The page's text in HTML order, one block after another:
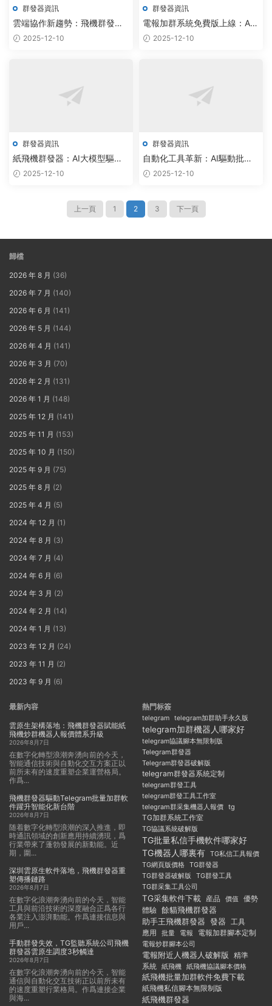
群發器資訊
雲端協作新趨勢：飛機群發器
與批量加群網頁版如何通過AI
2025-12-10
群發器資訊
電報加群系統免費版上線：AI
群發器精準觸達，社群增長提
2025-12-10
群發器資訊
紙飛機群發器：AI大模型驅動
數據采集，雲原生架構釋放千
2025-12-10
群發器資訊
自動化工具革新：AI驅動批量
加群腳本與機器人實現高效社
2025-12-10
上一頁 1 2 3 下一頁
歸檔
2026 年 8 月 (36)
2026 年 7 月 (140)
2026 年 6 月 (141)
2026 年 5 月 (144)
2026 年 4 月 (141)
2026 年 3 月 (70)
2026 年 2 月 (131)
2026 年 1 月 (148)
2025 年 12 月 (141)
2025 年 11 月 (153)
2025 年 10 月 (150)
2025 年 9 月 (75)
2025 年 8 月 (2)
2025 年 4 月 (5)
2024 年 12 月 (1)
2024 年 8 月 (3)
2024 年 7 月 (4)
2024 年 6 月 (6)
2024 年 3 月 (2)
2024 年 2 月 (14)
2024 年 1 月 (13)
2023 年 12 月 (24)
2023 年 11 月 (2)
2023 年 9 月 (6)
最新内容
雲原生架構落地：飛機群發器賦能紙
飛機炒群機器人報價體系升級
2026年8月7日
在數字化轉型浪潮奔湧向前的今天，
智能通信技術與自動化交互方案正以
前所未有的速度重塑企業運營格局。
作爲...
飛機群發器驅動Telegram批量加群軟
件躍升智能化新台階
2026年8月7日
随着數字化轉型浪潮的深入推進，即
時通訊領域的創新應用持續湧現，爲
行業帶來了蓬勃發展的新動能。近
期，圍...
深圳雲原生軟件落地，飛機群發器重
塑傳播鏈路
2026年8月7日
在數字化浪潮奔湧向前的今天，智能
工具與前沿技術的深度融合正爲各行
各業注入澎湃動能。作爲連接信息與
用戶...
手動群發失效，TG監聽系統公司飛機
群發器雲原生調度3秒觸達
2026年8月7日
在數字化浪潮奔湧向前的今天，智能
通信與自動化交互技術正以前所未有
的速度重塑行業格局。作爲連接企業
與海...
熱門标簽
telegram telegram加群助手永久版
telegram加群機器人哪家好
telegram協議腳本無限制版
Telegram群發器
Telegram群發器破解版
telegram群發器系統定制
telegram群發工具
telegram群發工具工作室
telegram群采集機器人報價 tg
TG加群系統工作室
TG協議系統破解版
TG批量私信手機軟件哪家好
TG機器人哪裏有
TG私信工具報價
TG網頁版價格
TG群發器
TG群發器破解版
TG群發工具
TG群采集工具公司
TG采集軟件下載 産品 價值 優勢
體驗 餘貓飛機群發器
助手王飛機群發器 發器 工具
應用
批量 電報 電報加群腳本定制
電報炒群腳本公司
電報附近人機器人破解版 精準
系統 紙飛機 紙飛機協議腳本價格
紙飛機批量加群軟件免費下載
紙飛機私信腳本無限制版
紙飛機群發器